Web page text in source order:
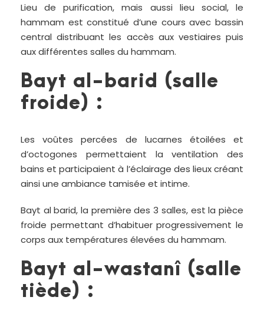
Lieu de purification, mais aussi lieu social, le
hammam est constitué d’une cours avec bassin
central distribuant les accès aux vestiaires puis
aux différentes salles du hammam.
Bayt al-barid (salle
froide) :
Les voûtes percées de lucarnes étoilées et
d’octogones permettaient la ventilation des
bains et participaient à l’éclairage des lieux créant
ainsi une ambiance tamisée et intime.
Bayt al barid, la première des 3 salles, est la pièce
froide permettant d’habituer progressivement le
corps aux températures élevées du hammam.
Bayt al-wastanî (salle
tiède) :